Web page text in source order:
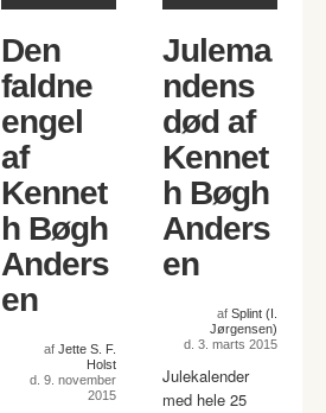
Den
faldne
engel
af
Kennet
h Bøgh
Anders
en
af Jette S. F.
Holst
d. 9. november
2015
Julema
ndens
død af
Kennet
h Bøgh
Anders
en
af Splint (I.
Jørgensen)
d. 3. marts 2015
Julekalender
med hele 25